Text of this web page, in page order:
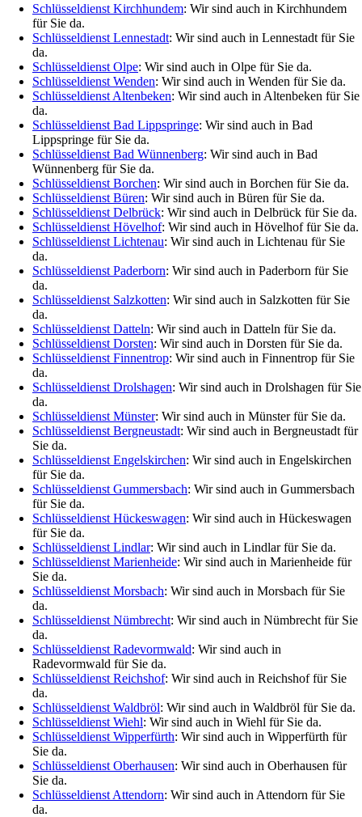
Schlüsseldienst Kirchhundem: Wir sind auch in Kirchhundem
für Sie da.
Schlüsseldienst Lennestadt: Wir sind auch in Lennestadt für Sie
da.
Schlüsseldienst Olpe: Wir sind auch in Olpe für Sie da.
Schlüsseldienst Wenden: Wir sind auch in Wenden für Sie da.
Schlüsseldienst Altenbeken: Wir sind auch in Altenbeken für Sie
da.
Schlüsseldienst Bad Lippspringe: Wir sind auch in Bad
Lippspringe für Sie da.
Schlüsseldienst Bad Wünnenberg: Wir sind auch in Bad
Wünnenberg für Sie da.
Schlüsseldienst Borchen: Wir sind auch in Borchen für Sie da.
Schlüsseldienst Büren: Wir sind auch in Büren für Sie da.
Schlüsseldienst Delbrück: Wir sind auch in Delbrück für Sie da.
Schlüsseldienst Hövelhof: Wir sind auch in Hövelhof für Sie da.
Schlüsseldienst Lichtenau: Wir sind auch in Lichtenau für Sie
da.
Schlüsseldienst Paderborn: Wir sind auch in Paderborn für Sie
da.
Schlüsseldienst Salzkotten: Wir sind auch in Salzkotten für Sie
da.
Schlüsseldienst Datteln: Wir sind auch in Datteln für Sie da.
Schlüsseldienst Dorsten: Wir sind auch in Dorsten für Sie da.
Schlüsseldienst Finnentrop: Wir sind auch in Finnentrop für Sie
da.
Schlüsseldienst Drolshagen: Wir sind auch in Drolshagen für Sie
da.
Schlüsseldienst Münster: Wir sind auch in Münster für Sie da.
Schlüsseldienst Bergneustadt: Wir sind auch in Bergneustadt für
Sie da.
Schlüsseldienst Engelskirchen: Wir sind auch in Engelskirchen
für Sie da.
Schlüsseldienst Gummersbach: Wir sind auch in Gummersbach
für Sie da.
Schlüsseldienst Hückeswagen: Wir sind auch in Hückeswagen
für Sie da.
Schlüsseldienst Lindlar: Wir sind auch in Lindlar für Sie da.
Schlüsseldienst Marienheide: Wir sind auch in Marienheide für
Sie da.
Schlüsseldienst Morsbach: Wir sind auch in Morsbach für Sie
da.
Schlüsseldienst Nümbrecht: Wir sind auch in Nümbrecht für Sie
da.
Schlüsseldienst Radevormwald: Wir sind auch in
Radevormwald für Sie da.
Schlüsseldienst Reichshof: Wir sind auch in Reichshof für Sie
da.
Schlüsseldienst Waldbröl: Wir sind auch in Waldbröl für Sie da.
Schlüsseldienst Wiehl: Wir sind auch in Wiehl für Sie da.
Schlüsseldienst Wipperfürth: Wir sind auch in Wipperfürth für
Sie da.
Schlüsseldienst Oberhausen: Wir sind auch in Oberhausen für
Sie da.
Schlüsseldienst Attendorn: Wir sind auch in Attendorn für Sie
da.